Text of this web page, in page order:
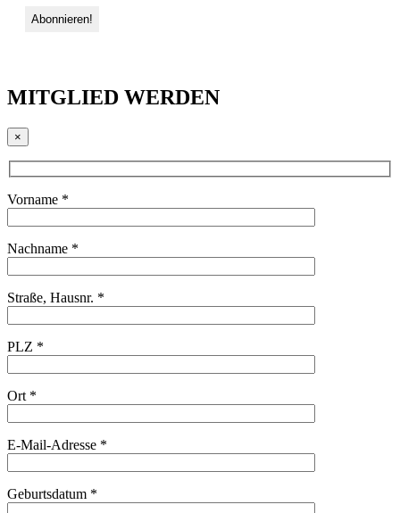
MITGLIED WERDEN
×
Vorname *
Nachname *
Straße, Hausnr. *
PLZ *
Ort *
E-Mail-Adresse *
Geburtsdatum *